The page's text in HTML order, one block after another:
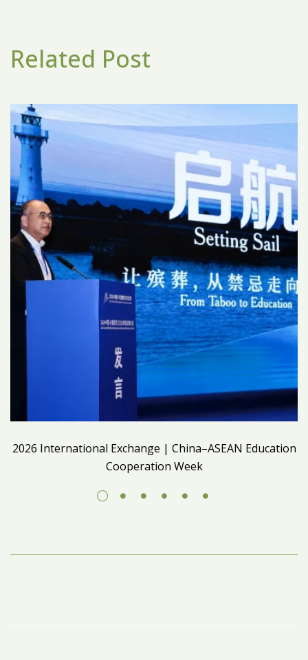
Related Post
2026 International Exchange | China–ASEAN Education
Cooperation Week